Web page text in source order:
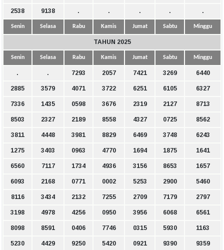
2538 9138 . . . . .
Senin Selasa Rabu Kamis Jumat Sabtu Minggu
TAHUN 2025
Senin Selasa Rabu Kamis Jumat Sabtu Minggu
. . 7293 2057 7421 3269 6440
2885 3579 4071 3722 6251 6105 6327
7336 1435 0598 3676 2319 2127 8713
8503 2327 2189 8558 4327 0725 8562
3811 4448 3981 8829 6469 3748 6243
1275 3403 0963 4770 1694 1875 1641
6560 7117 1734 4936 3156 8653 1657
6093 2168 0771 0002 5253 2900 5460
8116 3434 2132 7255 2709 7179 2797
3198 4978 4256 0950 3956 6068 6561
8098 8591 0406 7746 0315 5930 1163
5230 4429 9250 5420 0921 9390 9359